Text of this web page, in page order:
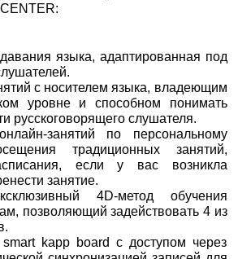
языка, адаптированная под
с носителем языка, владеющим
уровне и способном понимать
русскоговорящего слушателя.
занятий по персональному
традиционных занятий,
если у вас возникла
занятие.
4D-метод обучения
позволяющий задействовать 4 из
kapp board с доступом через